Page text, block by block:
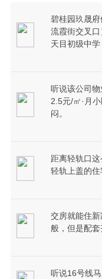
碧桂园玖晟
流霞街交叉口
天目初级中学
听说该公司
2.5元/㎡·月
闷。
距离轻轨口
轻轨上盖的住
交房就能住
般，但是配套
听说16号线